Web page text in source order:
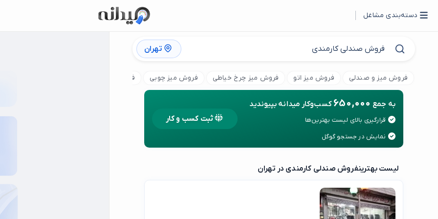
دسته‌بندی مشاغل
تهران
فروش میز و صندلی فروش میز اتو فروش میز چرخ خیاطی فروش میز چوبی فروش میز ناهار خوری
به جمع 650,000 کسب‌وکار میدانه بپیوندید
قرارگیری بالای لیست بهترین‌ها
نمایش در جستجو گوگل
ثبت کسب و کار
لیست بهترینفروش صندلی کارمندی در تهران